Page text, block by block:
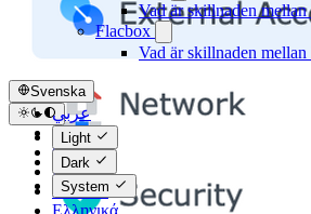
Vad är skillnaden
Flacbox
Vad är skillnaden
Svenska
عربي
Català
Čeština
Dansk
Deutsch
Ελληνικά
Light
Dark
System